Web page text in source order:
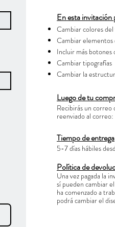
En esta
Cambiar colores
Cambiar
Incluir más botones
Cambiar tipografías
Cambiar la
Luego de tu
Recibirás un correo
reenviado al correo:
Tiempo de entrega
5-7 días hábiles
Política de
Una vez pagada la
sí pueden cambiar
ha comenzado a
podrá cambiar el